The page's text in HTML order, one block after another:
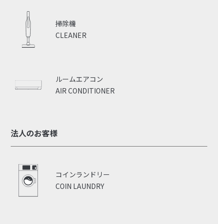
CLEANER
掃除機
AIR CONDITIONER
ルームエアコン
法人のお客様
COIN LAUNDRY
コインランドリー